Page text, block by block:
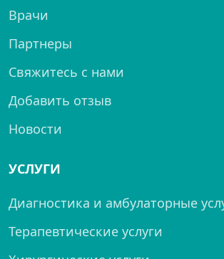
Врачи
Партнеры
Свяжитесь с нами
Добавить отзыв
Новости
УСЛУГИ
Диагностика и амбулаторные
Терапевтические услуги